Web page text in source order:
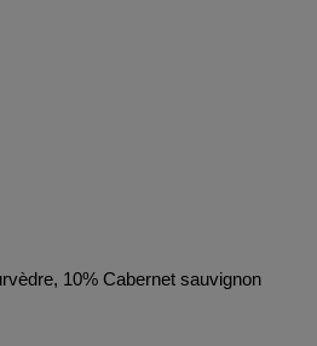
10% Cabernet sauvignon